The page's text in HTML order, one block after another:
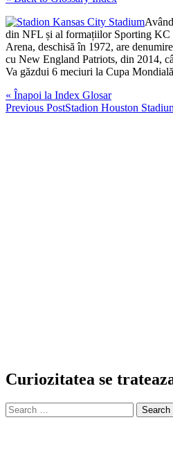
din NFL și al formațiilor Sporting KC
Arena, deschisă în 1972, are
cu New England Patriots, din 2014,
Va găzdui 6 meciuri la Cupa
« Înapoi la Index Glosar
Post
Previous PostStadion Houston
Curiozitatea se
Search
for: